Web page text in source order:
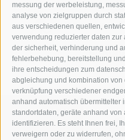
messung der werbeleistung,
analyse von zielgruppen durch
aus verschiedenen quellen,
verwendung reduzierter daten
der sicherheit, verhinderung und
fehlerbehebung, bereitstellung
ihre entscheidungen zum
abgleichung und kombination
verknüpfung verschiedener
anhand automatisch übermittelter
standortdaten, geräte anhand
identifizieren. Es steht Ihnen frei,
verweigern oder zu widerrufen,